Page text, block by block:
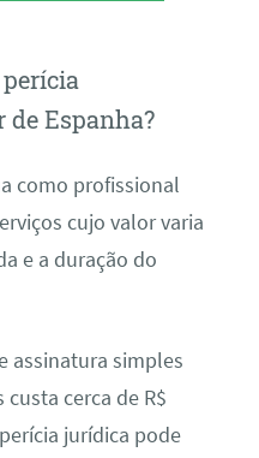
Espanha?
como profissional
cujo valor varia
e a duração do
assinatura simples
cerca de R$
jurídica pode